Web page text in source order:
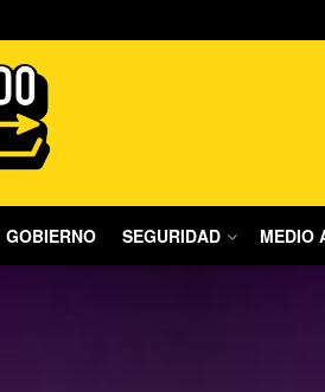
GOBIERNO SEGURIDAD MEDIO